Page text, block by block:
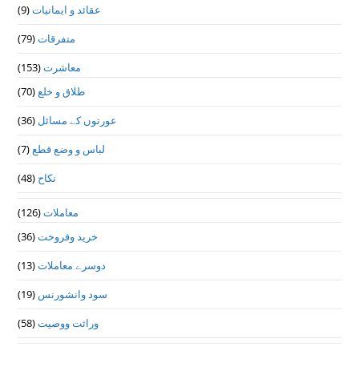
عقائد و ایمانیات(9)
متفرقات(79)
معاشرت(153)
طلاق و خلع (70)
عورتوں کے مسائل (36)
لباس و وضع قطع (7)
نکاح (48)
معاملات(126)
خرید وفروخت(36)
دوسرے معاملات(13)
سود وانشورنس (19)
وراثت ووصيت(58)